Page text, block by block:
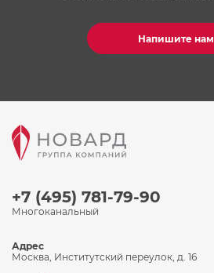
Напишите нам
+7 (495) 781-79-90
Многоканальный
Адрес
Москва, Институтский переулок, д. 16